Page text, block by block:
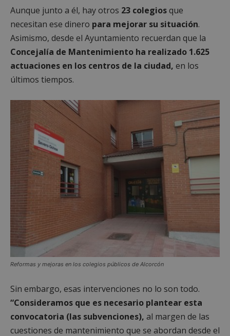
Aunque junto a él, hay otros 23 colegiosque
necesitan ese dinero para mejorar su situación.
Asimismo, desde el Ayuntamiento recuerdan que la
Concejalía de Mantenimiento ha realizado 1.625
actuaciones en los centros de la ciudad, en los
últimos tiempos.
Reformas y mejoras en los colegios públicos de Alcorcón
Sin embargo, esas intervenciones no lo son todo.
“Consideramos que es necesario plantear esta
convocatoria (las subvenciones), al margen de las
cuestiones de mantenimiento que se abordan desde el